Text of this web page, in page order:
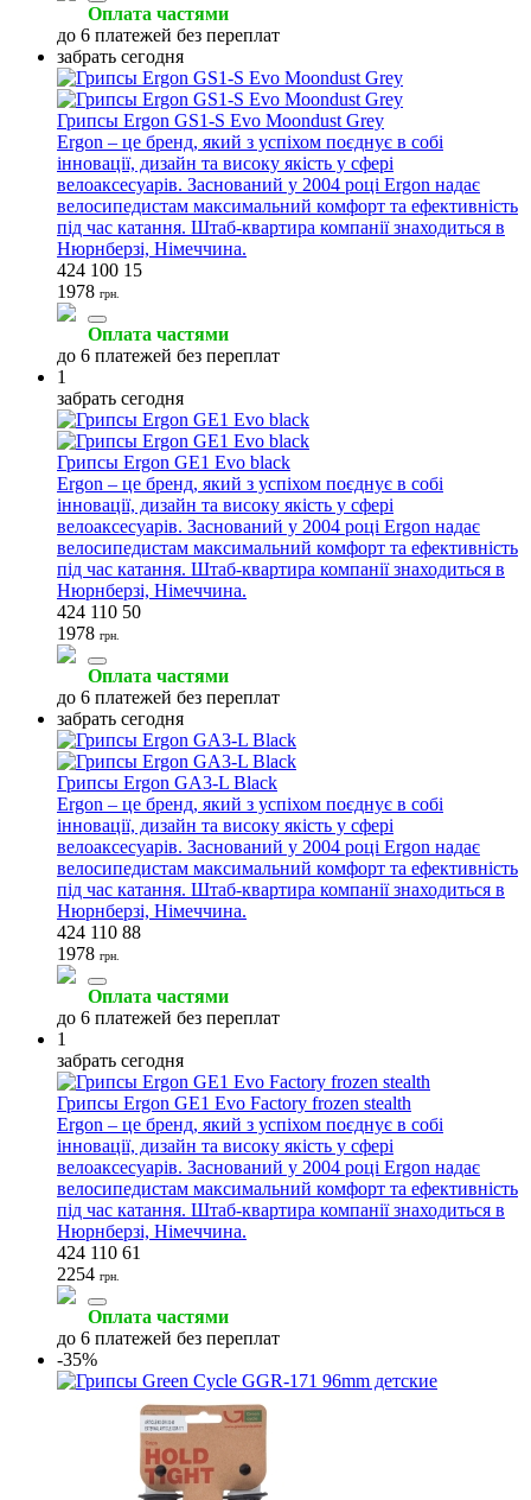
Оплата частями
до 6 платежей без переплат
забрать сегодня
Грипсы Ergon GS1-S Evo Moondust Grey
Ergon – це бренд, який з успіхом поєднує в собі
інновації, дизайн та високу якість у сфері
велоаксесуарів. Заснований у 2004 році Ergon надає
велосипедистам максимальний комфорт та ефективність
під час катання. Штаб-квартира компанії знаходиться в
Нюрнберзі, Німеччина.
424 100 15
1978 грн.
Оплата частями
до 6 платежей без переплат
1
забрать сегодня
Грипсы Ergon GE1 Evo black
Ergon – це бренд, який з успіхом поєднує в собі
інновації, дизайн та високу якість у сфері
велоаксесуарів. Заснований у 2004 році Ergon надає
велосипедистам максимальний комфорт та ефективність
під час катання. Штаб-квартира компанії знаходиться в
Нюрнберзі, Німеччина.
424 110 50
1978 грн.
Оплата частями
до 6 платежей без переплат
забрать сегодня
Грипсы Ergon GA3-L Black
Ergon – це бренд, який з успіхом поєднує в собі
інновації, дизайн та високу якість у сфері
велоаксесуарів. Заснований у 2004 році Ergon надає
велосипедистам максимальний комфорт та ефективність
під час катання. Штаб-квартира компанії знаходиться в
Нюрнберзі, Німеччина.
424 110 88
1978 грн.
Оплата частями
до 6 платежей без переплат
1
забрать сегодня
Грипсы Ergon GE1 Evo Factory frozen stealth
Ergon – це бренд, який з успіхом поєднує в собі
інновації, дизайн та високу якість у сфері
велоаксесуарів. Заснований у 2004 році Ergon надає
велосипедистам максимальний комфорт та ефективність
під час катання. Штаб-квартира компанії знаходиться в
Нюрнберзі, Німеччина.
424 110 61
2254 грн.
Оплата частями
до 6 платежей без переплат
-35%